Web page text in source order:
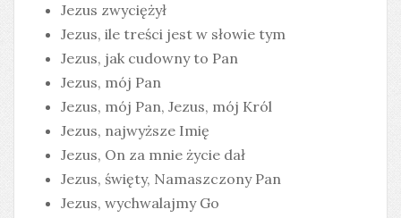
Jezus zwyciężył
Jezus, ile treści jest w słowie tym
Jezus, jak cudowny to Pan
Jezus, mój Pan
Jezus, mój Pan, Jezus, mój Król
Jezus, najwyższe Imię
Jezus, On za mnie życie dał
Jezus, święty, Namaszczony Pan
Jezus, wychwalajmy Go